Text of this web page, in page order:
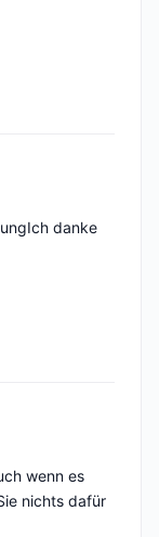
danke
wenn es
nichts dafür